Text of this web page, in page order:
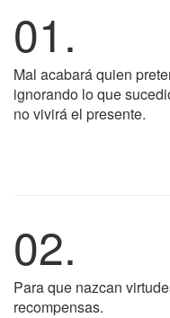
01.
Mal acabará quien
ignorando lo que
no vivirá el presente.
02.
Para que nazcan
recompensas.